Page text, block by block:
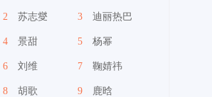
2 苏志燮 3 迪丽热巴
4 景甜 5 杨幂
6 刘维 7 鞠婧祎
8 胡歌 9 鹿晗